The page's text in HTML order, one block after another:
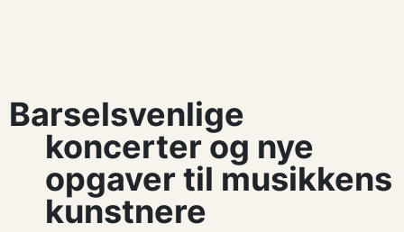
Barselsvenlige
koncerter og nye
opgaver til musikkens
kunstnere